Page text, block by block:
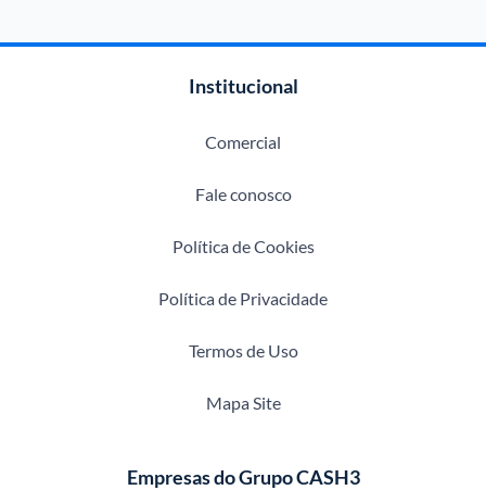
Institucional
Comercial
Fale conosco
Política de Cookies
Política de Privacidade
Termos de Uso
Mapa Site
Empresas do Grupo CASH3